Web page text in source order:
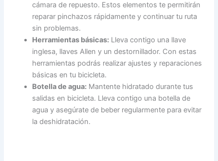
cámara de repuesto. Estos elementos te permitirán
reparar pinchazos rápidamente y continuar tu ruta
sin problemas.
Herramientas básicas: Lleva contigo una llave
inglesa, llaves Allen y un destornillador. Con estas
herramientas podrás realizar ajustes y reparaciones
básicas en tu bicicleta.
Botella de agua: Mantente hidratado durante tus
salidas en bicicleta. Lleva contigo una botella de
agua y asegúrate de beber regularmente para evitar
la deshidratación.